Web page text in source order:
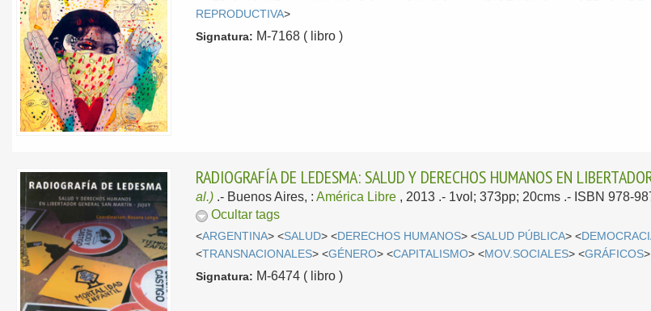
REPRODUCTIVA>
Signatura: M-7168 ( libro )
RADIOGRAFÍA DE LEDESMA: SALUD Y DERECHOS HUMANOS EN
al.) .- Buenos Aires, :América Libre , 2013 .- 1vol; 373pp; 20cms .- ISBN 978-
Ocultar tags
<ARGENTINA> <SALUD> <DERECHOS HUMANOS> <SALUD PÚBLICA> <
<TRANSNACIONALES> <GÉNERO> <CAPITALISMO> <MOV.SOCIALES> <GRÁFICOS
Signatura: M-6474 ( libro )